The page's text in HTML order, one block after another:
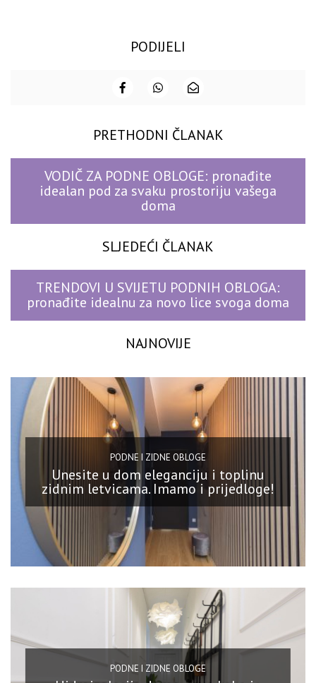
PODIJELI
PRETHODNI ČLANAK
VODIČ ZA PODNE OBLOGE: pronađite
idealan pod za svaku prostoriju vašega
doma
SLJEDEĆI ČLANAK
TRENDOVI U SVIJETU PODNIH OBLOGA:
pronađite idealnu za novo lice svoga doma
NAJNOVIJE
PODNE I ZIDNE OBLOGE
Unesite u dom eleganciju i toplinu
zidnim letvicama. Imamo i prijedloge!
PODNE I ZIDNE OBLOGE